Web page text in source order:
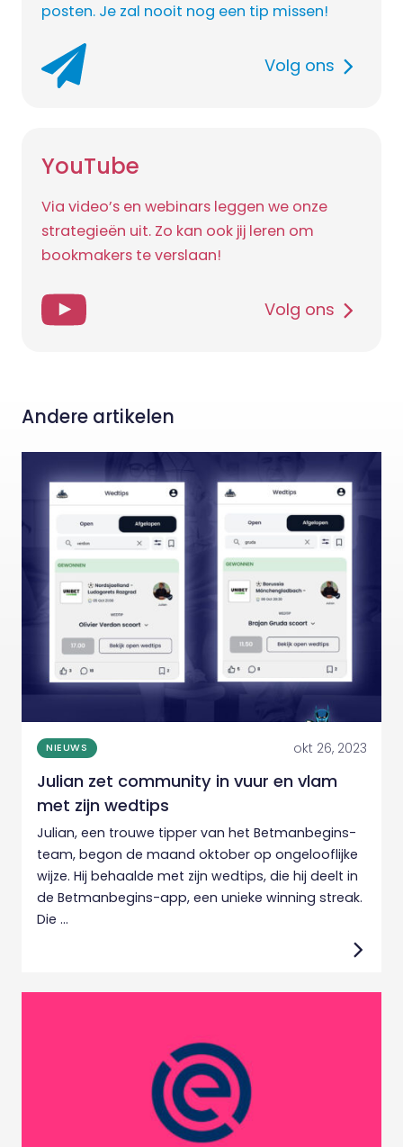
posten. Je zal nooit nog een tip missen!
Volg ons
YouTube
Via video’s en webinars leggen we onze
strategieën uit. Zo kan ook jij leren om
bookmakers te verslaan!
Volg ons
Andere artikelen
NIEUWS okt 26, 2023
Julian zet community in vuur en vlam
met zijn wedtips
Julian, een trouwe tipper van het Betmanbegins-
team, begon de maand oktober op ongelooflijke
wijze. Hij behaalde met zijn wedtips, die hij deelt in
de Betmanbegins-app, een unieke winning streak.
Die ...